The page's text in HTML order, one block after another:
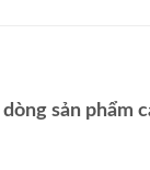
sản phẩm